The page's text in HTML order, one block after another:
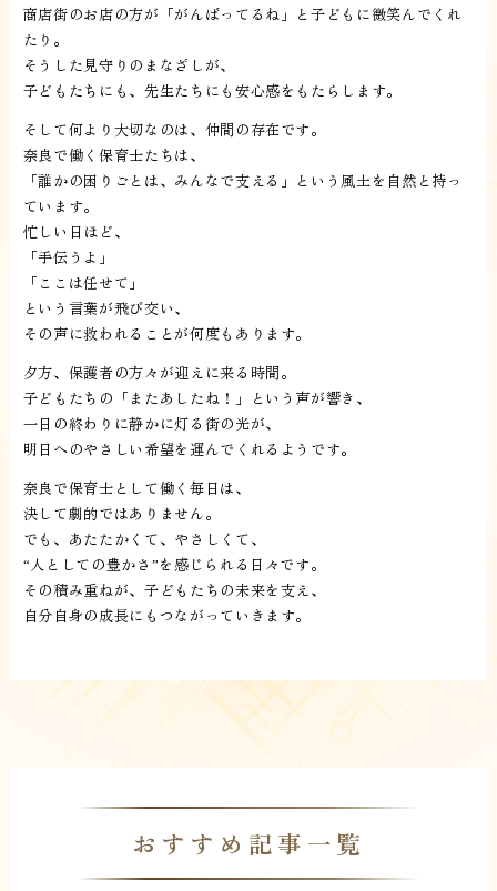
商店街のお店の方が「がんばってるね」と子どもに微笑んでくれ
たり。
そうした見守りのまなざしが、
子どもたちにも、先生たちにも安心感をもたらします。
そして何より大切なのは、仲間の存在です。
奈良で働く保育士たちは、
「誰かの困りごとは、みんなで支える」という風土を自然と持っ
ています。
忙しい日ほど、
「手伝うよ」
「ここは任せて」
という言葉が飛び交い、
その声に救われることが何度もあります。
夕方、保護者の方々が迎えに来る時間。
子どもたちの「またあしたね！」という声が響き、
一日の終わりに静かに灯る街の光が、
明日へのやさしい希望を運んでくれるようです。
奈良で保育士として働く毎日は、
決して劇的ではありません。
でも、あたたかくて、やさしくて、
“人としての豊かさ”を感じられる日々です。
その積み重ねが、子どもたちの未来を支え、
自分自身の成長にもつながっていきます。
おすすめ記事一覧